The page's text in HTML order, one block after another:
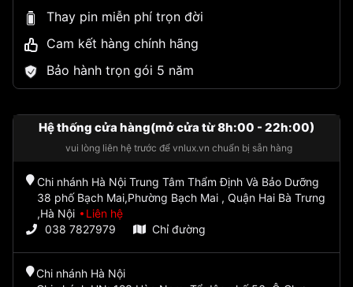
Thay pin miễn phí trọn đời
Cam kết hàng chính hãng
Bảo hành trọn gói 5 năm
Hệ thống cửa hàng(mở cửa từ 8h:00 - 22h:00)
vui lòng liên hệ trước để vnlux.vn chuẩn bị sẵn hàng
Chi nhánh Hà Nội Trung Tâm Thẩm Định Và Bảo Dưỡng
38 phố Bạch Mai,Phường Bạch Mai , Quận Hai Bà Trưng
,Hà Nội
Liên hệ
038 7827979
Chỉ đường
Chi nhánh Hà Nội